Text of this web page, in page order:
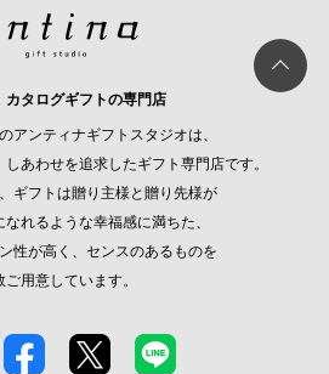
カタログギフトの専門店
アンティナギフトスタジオは、
あわせを追求したギフト専門店です。
ギフトは贈り主様と贈り先様が
れるような幸福感に満ちた、
性が高く、センスのあるものを
ご用意しています。